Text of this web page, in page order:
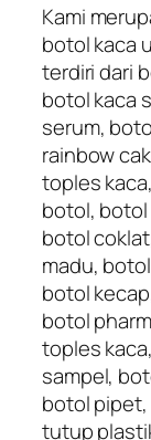
Kami
botol kaca
terdiri dari
botol kaca
serum,
rainbow
toples
botol,
botol
madu,
botol
botol
toples
sampel,
botol
tutup